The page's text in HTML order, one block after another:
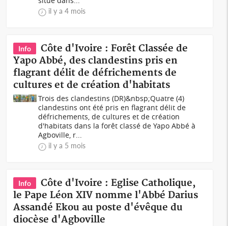
il y a 4 mois
Info
Côte d'Ivoire : Forêt Classée de
Yapo Abbé, des clandestins pris en
flagrant délit de défrichements de
cultures et de création d'habitats
Trois des clandestins (DR)&nbsp;Quatre (4)
clandestins ont été pris en flagrant délit de
défrichements, de cultures et de création
d'habitats dans la forêt classé de Yapo Abbé à
Agboville, r...
il y a 5 mois
Info
Côte d'Ivoire : Eglise Catholique,
le Pape Léon XIV nomme l'Abbé Darius
Assandé Ekou au poste d'évêque du
diocèse d'Agboville